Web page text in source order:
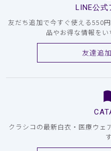
LINE公式
友だち追加で今すぐ使える550
品やお得な情報をい
友達追
クラシコの最新白衣・医療ウェ